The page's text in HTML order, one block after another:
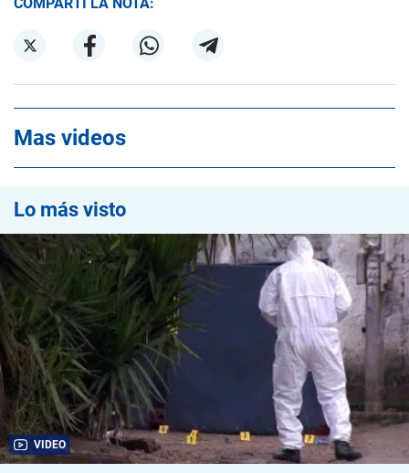
Mas videos
Lo más visto
VIDEO